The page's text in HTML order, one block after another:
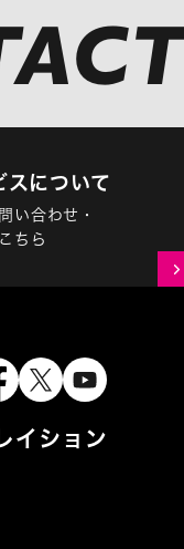
スについて
い合わせ・
ちら
イション